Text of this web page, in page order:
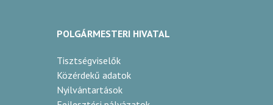
POLGÁRMESTERI HIVATAL
Tisztségviselők
Közérdekű adatok
Nyilvántartások